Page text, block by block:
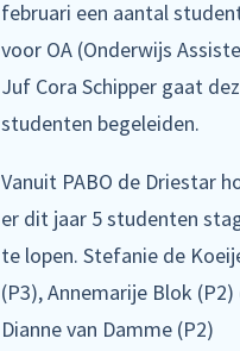
februari een aantal
voor OA (Onderwijs
Juf Cora Schipper gaat
studenten begeleiden.
Vanuit PABO de Driestar
er dit jaar 5 studenten
te lopen. Stefanie de
(P3), Annemarije Blok (P2)
Dianne van Damme (P2)